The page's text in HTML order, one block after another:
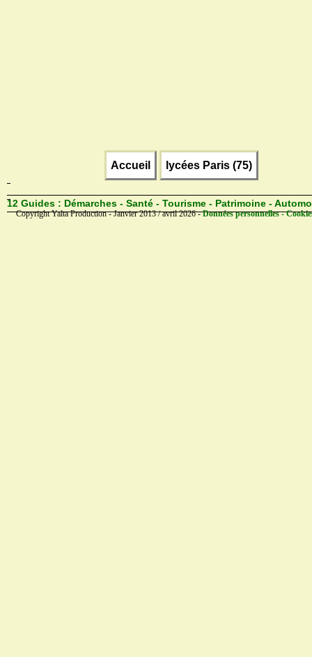
Accueil lycées Paris (75)
12 Guides : Démarches - Santé - Tourisme - Patrimoine -
Copyright Yalta Production - Janvier 2013 / avril 2026 -Données personnelles -